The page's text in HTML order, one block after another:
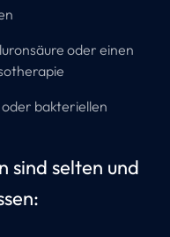
oder einen
bakteriellen
sind selten und